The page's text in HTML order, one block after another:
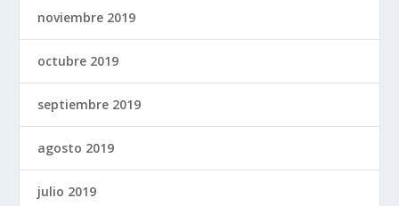
noviembre 2019
octubre 2019
septiembre 2019
agosto 2019
julio 2019